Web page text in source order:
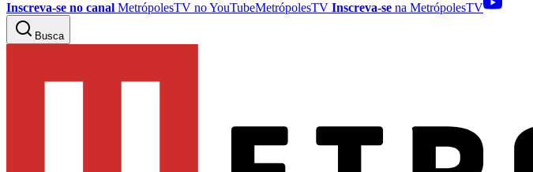
Inscreva-se no canal MetrópolesTV noYouTubeMetrópolesTV Inscreva-se na MetrópolesTV
Busca